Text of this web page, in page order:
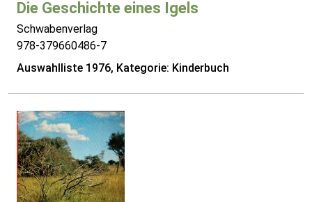
Die Geschichte eines Igels
Schwabenverlag
978-379660486-7
Auswahlliste 1976, Kategorie: Kinderbuch